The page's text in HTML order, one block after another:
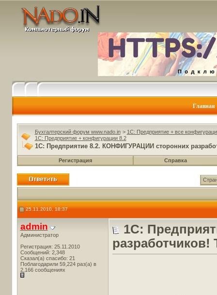
Главная
Бухгалтерский форум www.nado.in > 1C: Предприятие + все
1C: Предприятие + конфигурации 8.2
1С: Предприятие 8.2. КОНФИГУРАЦИИ сторонних
Регистрация Справка
25.11.2010, 18:37
admin
Администратор
Регистрация: 25.11.2010
Сообщений: 2,348
Сказал(а) спасибо: 21
Поблагодарили 59,224 раз(а) в
2,166 сообщениях
1С: